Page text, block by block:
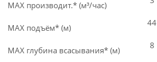
MAX производит.* (м³/час)
MAX подъём* (м) 44
MAX глубина всасывания* (м) 8